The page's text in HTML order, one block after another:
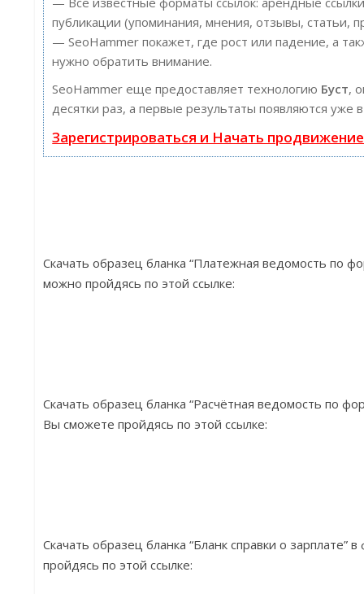
публикации (упоминания, мнения, отзывы, статьи,
— SeoHammer покажет, где рост или падение, а
нужно обратить внимание.
SeoHammer еще предоставляет технологию Буст,
десятки раз, а первые результаты появляются уже
Зарегистрироваться и Начать продвижение
Скачать образец бланка “Платежная ведомость по
можно пройдясь по этой ссылке:
Скачать образец бланка “Расчётная ведомость по
Вы сможете пройдясь по этой ссылке:
Скачать образец бланка “Бланк справки о зарплате”
пройдясь по этой ссылке: